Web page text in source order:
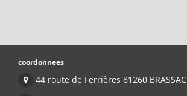
coordonnees
44 route de Ferrières 81260 BRASSAC